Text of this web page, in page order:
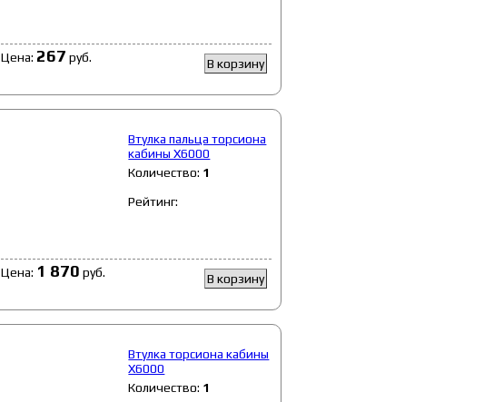
В корзину
Цена: 267 руб.
Втулка пальца торсиона
кабины X6000
Количество: 1
Рейтинг:
В корзину
Цена: 1 870 руб.
Втулка торсиона кабины
X6000
Количество: 1